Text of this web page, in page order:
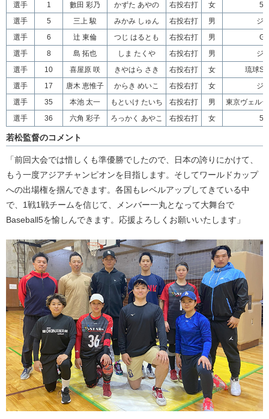
選手
1 數田 彩乃 かずた あやの 右投右打 女
選手
5 三上 駿 みかみ しゅん 右投右打 男
ジ
選手
6 辻 東倫 つじ はるとも 右投右打 男
選手
8 島 拓也 しま たくや 右投右打 男
ジ
選手
10 喜屋原 咲 きやはら さき 右投右打 女
琉球
選手
17 唐木 恵惟子 からき めいこ 右投右打 女
ジ
選手
35 本池 太一 もといけ たいち 右投右打 男
東京ヴェル
選手
36 六角 彩子 ろっかく あやこ 右投右打 女
若松監督のコメント
「前回大会では惜しくも準優勝でしたので、日本の誇りにかけて、
もう一度アジアチャンピオンを目指します。そしてワールドカップ
への出場権を掴んできます。各国もレベルアップしてきている中
で、1戦1戦チームを信じて、メンバー一丸となって大舞台で
Baseball5を愉しんできます。応援よろしくお願いいたします」